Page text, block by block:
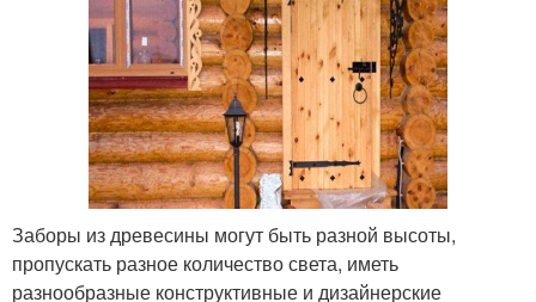
Заборы из древесины могут быть разной высоты,
пропускать разное количество света, иметь
разнообразные конструктивные и дизайнерские